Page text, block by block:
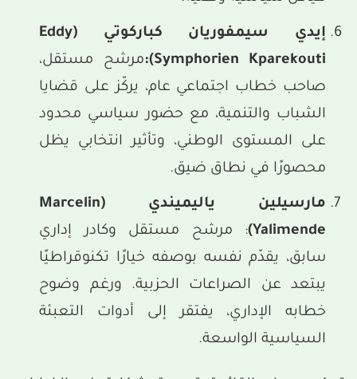
إيدي سيمفوريان كباركوتي
(Eddy
Symphorien Kparekouti)
:مرشح مستقل،
صاحب خطاب اجتماعي عام، يركّز على قضايا
الشباب والتنمية، مع حضور سياسي محدود
على المستوى الوطني، وتأثير انتخابي يظل
محصورًا في نطاق ضيق.
مارسيلين ياليميندي
(Marcelin
Yalimende) : مرشح مستقل وكادر إداري
سابق، يقدّم نفسه بوصفه خيارًا تكنوقراطيًا
يبتعد عن الصراعات الحزبية. ورغم وضوح
خطابه الإداري، يفتقر إلى أدوات التعبئة
السياسية الواسعة.